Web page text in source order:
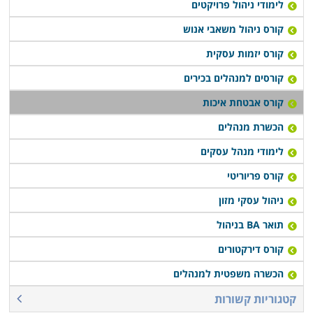
לימודי ניהול פרויקטים
קורס ניהול משאבי אנוש
קורס יזמות עסקית
קורסים למנהלים בכירים
קורס אבטחת איכות
הכשרת מנהלים
לימודי מנהל עסקים
קורס פריוריטי
ניהול עסקי מזון
תואר BA בניהול
קורס דירקטורים
הכשרה משפטית למנהלים
קטגוריות קשורות